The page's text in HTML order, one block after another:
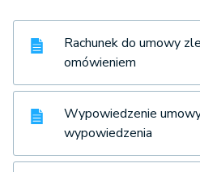
Rachunek do umowy
omówieniem
Wypowiedzenie
wypowiedzenia